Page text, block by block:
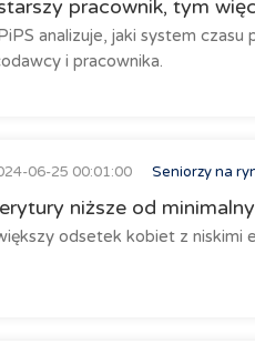
pracownik, tym
analizuje, jaki system
i pracownika.
06-25 00:01:00 Seniorzy na
niższe od
odsetek kobiet z niskimi